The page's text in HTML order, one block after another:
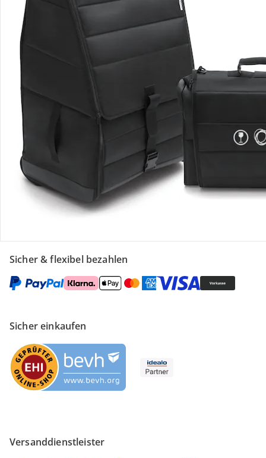
Retoure & Reklamation
Gutscheine & Aktionen
Kontakt & Service
Filialen & Beratung
Unternehmen
Sicher & flexibel bezahlen
Sicher einkaufen
Versanddienstleister